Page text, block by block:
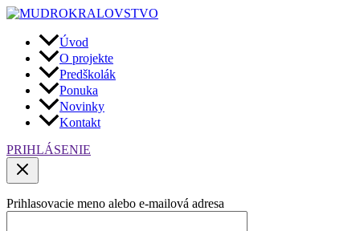
Preskočiť
obsah
Úvod
O projekte
Predškolák
Ponuka
Novinky
Kontakt
PRIHLÁSENIE
Prihlasovacie meno alebo e-mailová adresa